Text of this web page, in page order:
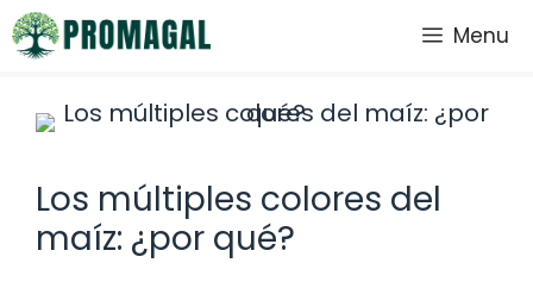
Saltar
al
Menu
Los múltiples colores del
maíz: ¿por qué?